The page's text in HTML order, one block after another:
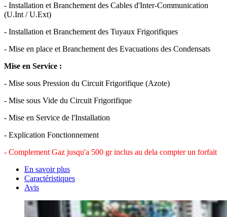
- Installation et Branchement des Cables d'Inter-Communication
(U.Int / U.Ext)
- Installation et Branchement des Tuyaux Frigorifiques
- Mise en place et Branchement des Evacuations des Condensats
Mise en Service :
- Mise sous Pression du Circuit Frigorifique (Azote)
- Mise sous Vide du Circuit Frigorifique
- Mise en Service de l'Installation
- Explication Fonctionnement
- Complement Gaz jusqu'a 500 gr inclus au dela compter un forfait
En savoir plus
Caractéristiques
Avis